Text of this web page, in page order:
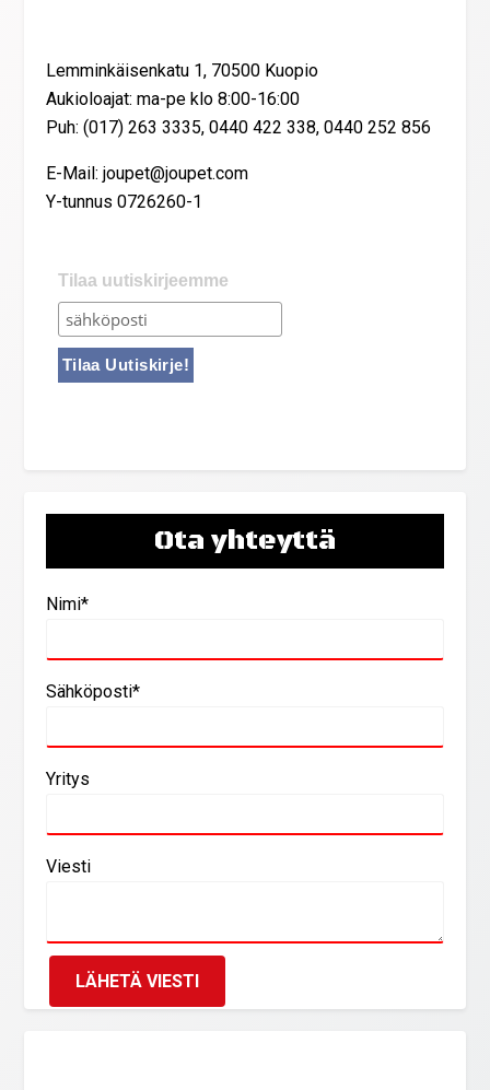
Lemminkäisenkatu 1, 70500 Kuopio
Aukioloajat: ma-pe klo 8:00-16:00
Puh: (017) 263 3335, 0440 422 338, 0440 252 856
E-Mail: joupet@joupet.com
Y-tunnus 0726260-1
Tilaa uutiskirjeemme
Ota yhteyttä
Nimi*
Sähköposti*
Yritys
Viesti